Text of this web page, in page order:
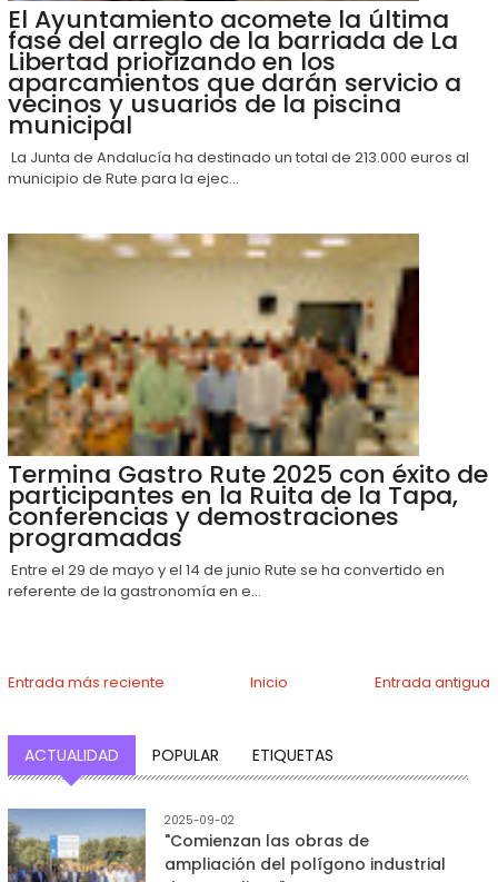
El Ayuntamiento acomete la última
fase del arreglo de la barriada de La
Libertad priorizando en los
aparcamientos que darán servicio a
vecinos y usuarios de la piscina
municipal
La Junta de Andalucía ha destinado un total de 213.000 euros al
municipio de Rute para la ejec...
Termina Gastro Rute 2025 con éxito de
participantes en la Ruita de la Tapa,
conferencias y demostraciones
programadas
Entre el 29 de mayo y el 14 de junio Rute se ha convertido en
referente de la gastronomía en e...
Entrada más reciente Entrada antigua
Inicio
ACTUALIDAD POPULAR ETIQUETAS
2025-09-02
"Comienzan las obras de
ampliación del polígono industrial